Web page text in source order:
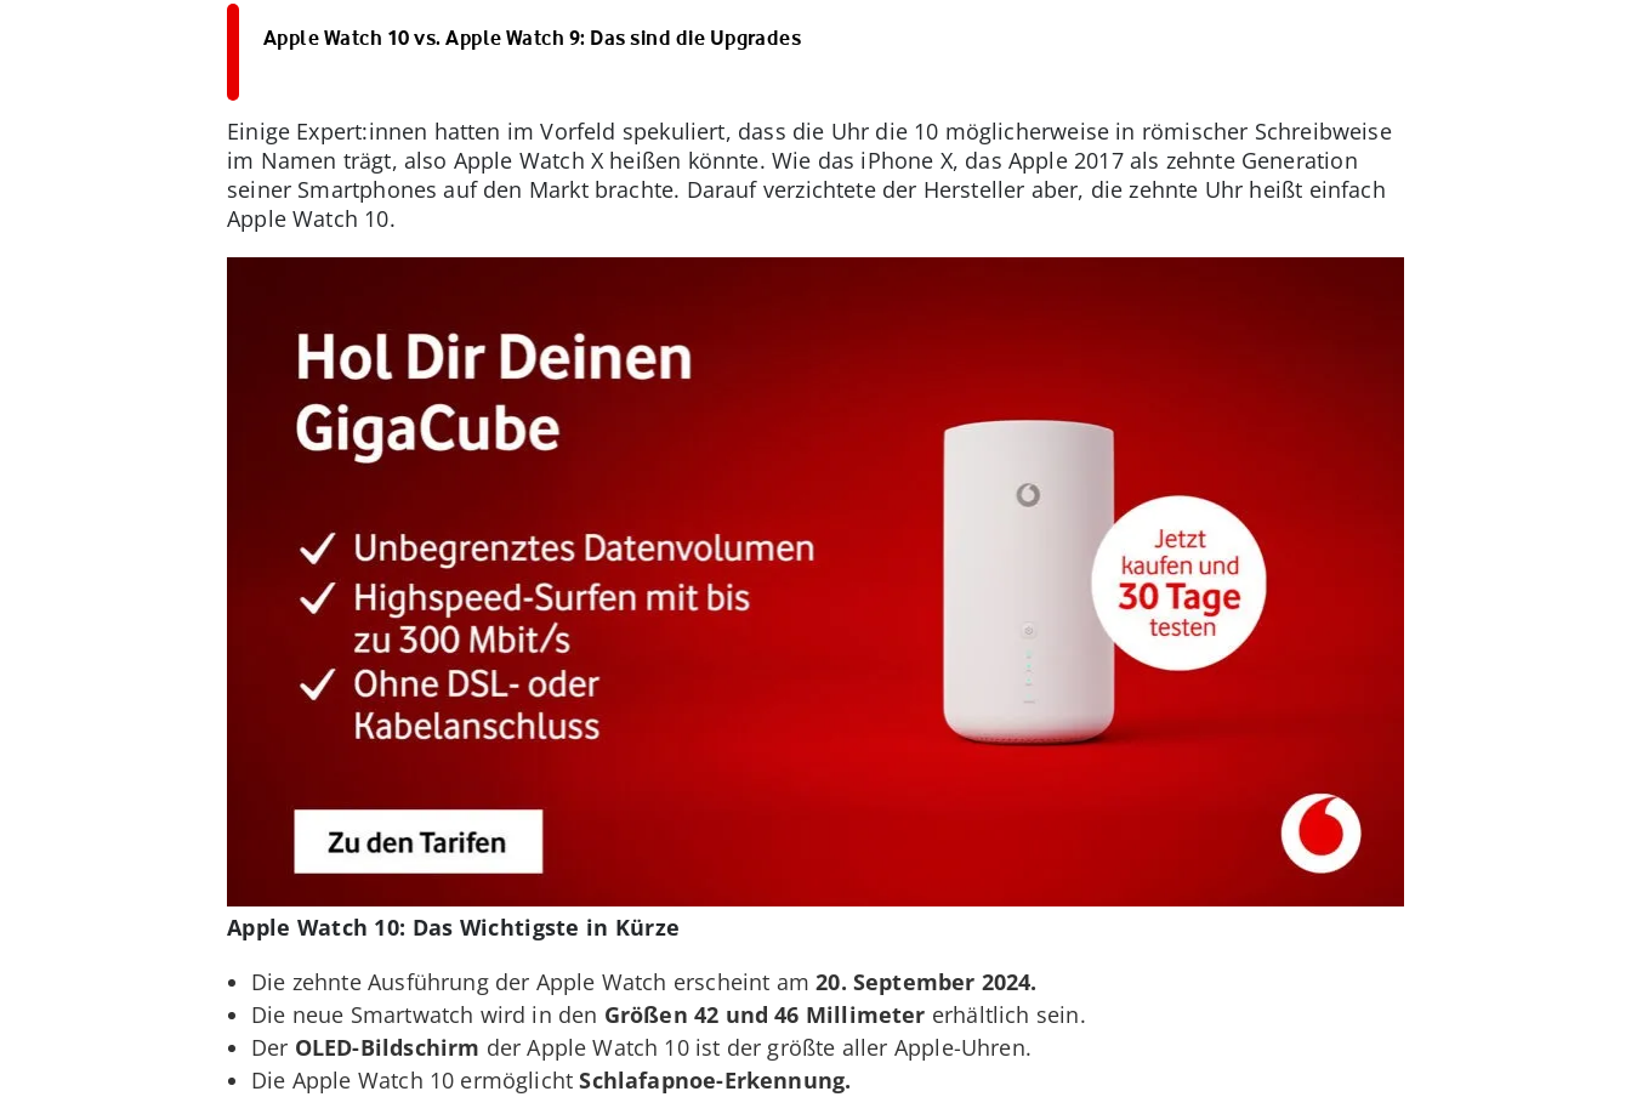
Apple Watch 10 vs. Apple Watch 9: Das sind die Upgrades
Einige Expert:innen hatten im Vorfeld spekuliert, dass die Uhr die 10 möglicherweise in römischer Schreibweise
im Namen trägt, also Apple Watch X heißen könnte. Wie das iPhone X, das Apple 2017 als zehnte Generation
seiner Smartphones auf den Markt brachte. Darauf verzichtete der Hersteller aber, die zehnte Uhr heißt einfach
Apple Watch 10.
Apple Watch 10: Das Wichtigste in Kürze
Die zehnte Ausführung der Apple Watch erscheint am20. September 2024.
Die neue Smartwatch wird in den Größen 42 und 46 Millimeter erhältlich sein.
Der OLED-Bildschirm der Apple Watch 10 ist der größte aller Apple-Uhren.
Die Apple Watch 10 ermöglicht Schlafapnoe-Erkennung.